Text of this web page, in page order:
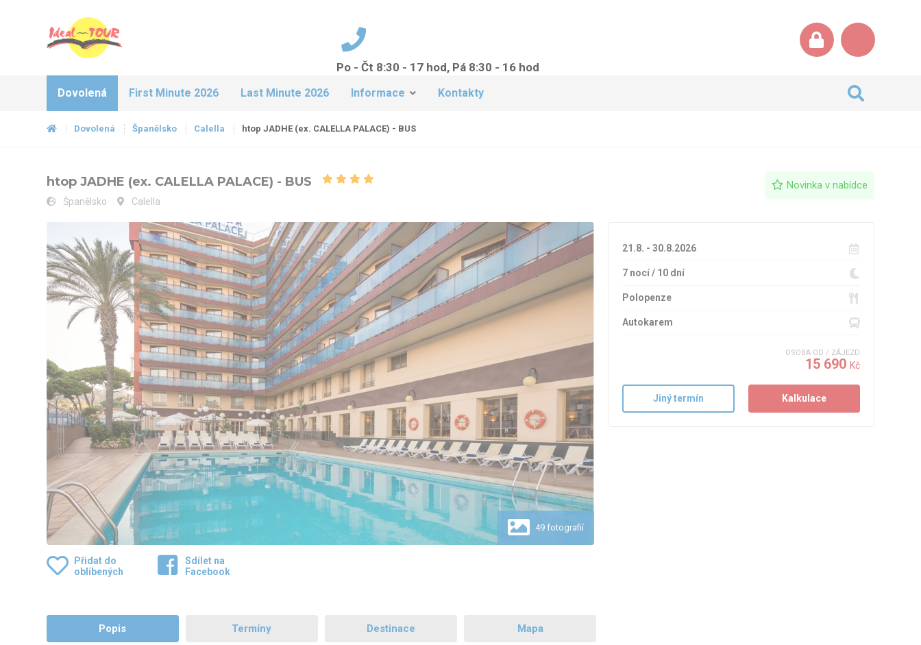
Po - Čt 8:30 - 17 hod, Pá 8:30 - 16 hod
Dovolená First Minute 2026 Last Minute 2026 Informace Kontakty
Dovolená Španělsko Calella htop JADHE (ex. CALELLA PALACE) - BUS
htop JADHE (ex. CALELLA PALACE) - BUS
Španělsko Calella
Novinka v nabídce
htop JADHE (ex. CALELLA PALACE) - BUS - bazén
49 fotografií
Přidat do
oblíbených
Sdílet na
Facebook
21.8. - 30.8.2026
7 nocí / 10 dní
Polopenze
Autokarem
OSOBA OD / ZÁJEZD
15 690Kč
Jiný termín Kalkulace
Popis Termíny Destinace Mapa